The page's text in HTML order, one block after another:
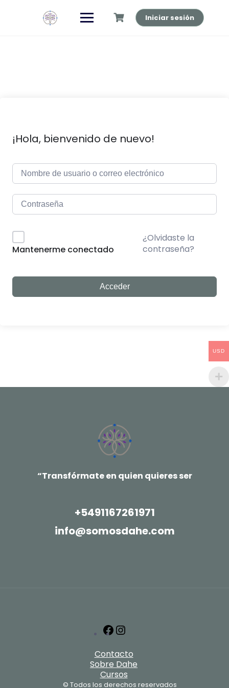
Iniciar sesión
¡Hola, bienvenido de nuevo!
Mantenerme conectado
¿Olvidaste la
contraseña?
Acceder
“Transfórmate en quien quieres ser
+5491167261971
info@somosdahe.com
Facebook
Contacto
Sobre Dahe
Cursos
© Todos los derechos reservados
USD